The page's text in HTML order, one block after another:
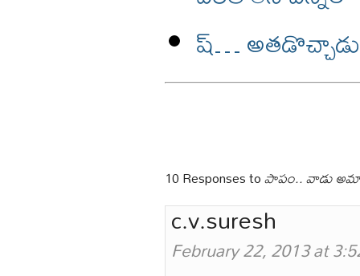
ష్…
10 Responses toపాపం.. వాడు
c.v.suresh
February 22, 2013 at